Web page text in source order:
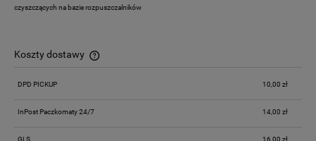
czyszczących na bazie rozpuszczalników
Koszty dostawy
Cena nie zawiera ewentualnych kosztów płatności
DPD PICKUP 10,00 zł
InPost Paczkomaty 24/7 14,00 zł